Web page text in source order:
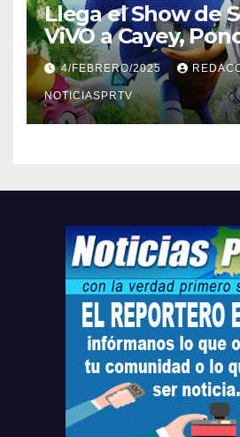
Llega el Show de
ViVO a Cayey,
Barceloneta y
Relojes gratis para
compre ahora….
4/FEBRERO/2025
NOTICIASPRTV